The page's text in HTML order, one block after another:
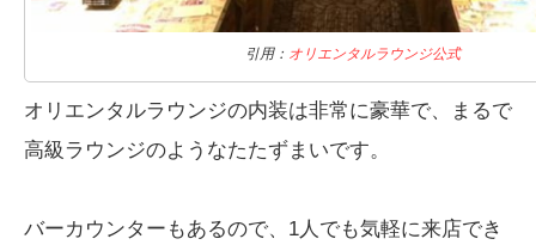
引用： オリエンタルラウンジ公式
オリエンタルラウンジの内装は非常に豪華で、まるで
高級ラウンジのようなたたずまいです。
バーカウンターもあるので、1人でも気軽に来店でき